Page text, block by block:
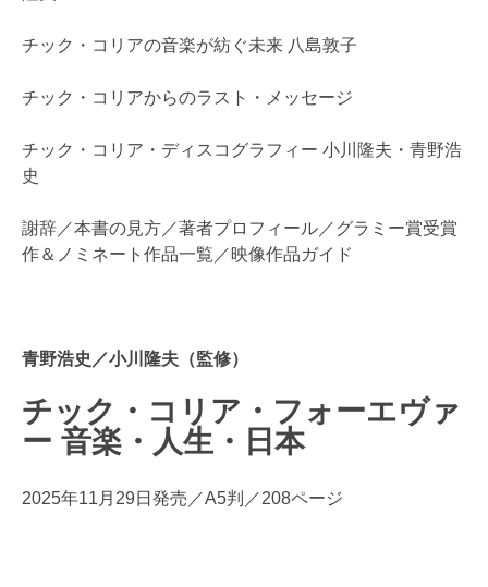
チック・コリアの音楽が紡ぐ未来 八島敦子
チック・コリアからのラスト・メッセージ
チック・コリア・ディスコグラフィー 小川隆夫・青野浩
史
謝辞／本書の見方／著者プロフィール／グラミー賞受賞
作＆ノミネート作品一覧／映像作品ガイド
青野浩史／小川隆夫（監修）
チック・コリア・フォーエヴァ
ー 音楽・人生・日本
2025年11月29日発売／A5判／208ページ